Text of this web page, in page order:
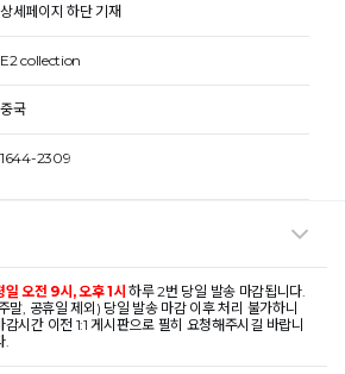
상세페이지 하단 기재
E2 collection
중국
1644-2309
일 오전 9시, 오후 1시하루 2번 당일 발송 마감됩니다.
말, 공휴일 제외) 당일 발송 마감 이후 처리 불가하니
감시간 이전 1:1 게시판으로 필히 요청해주시길 바랍니
.